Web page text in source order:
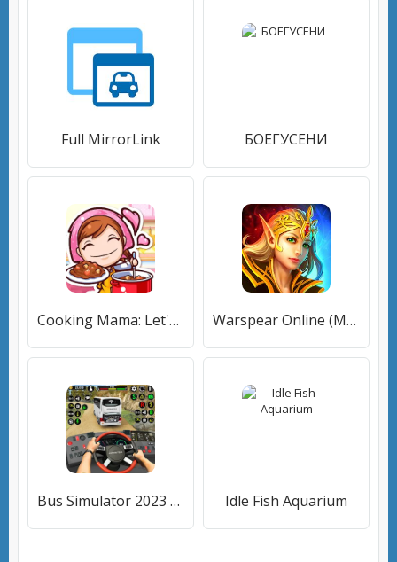
Full MirrorLink БОЕГУСЕНИ
Cooking Mama: Let's cook! Warspear Online (ММОРПГ, РПГ, ММО)
Bus Simulator 2023 - City Bus Idle Fish Aquarium